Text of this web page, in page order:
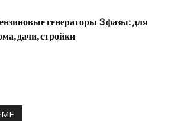
генераторы 3 фазы: для
дачи, стройки